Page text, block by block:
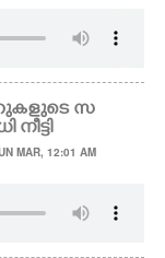
സ
MAR, 12:01 AM